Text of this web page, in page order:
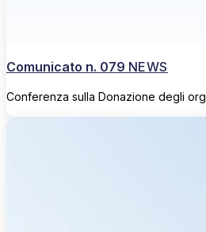
Comunicato n. 079 NEWS
Conferenza sulla Donazione degli